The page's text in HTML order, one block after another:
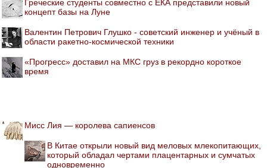
Греческие студенты совместно с ЕКА представили новый
концепт базы на Луне
Валентин Петрович Глушко - советский инженер и учёный в
области ракетно-космической техники
«Прогресс» доставил на МКС груз в рекордно короткое
время
Мисс Лия — королева сапиенсов
В Китае открыли новый вид меловых млекопитающих,
который обладал чертами плацентарных и сумчатых
одновременно